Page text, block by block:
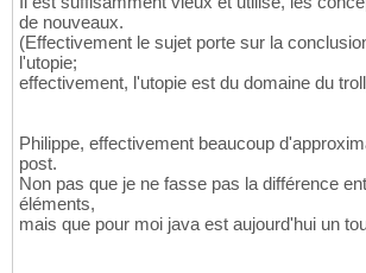
de nouveaux.
(Effectivement le sujet porte sur la
l'utopie;
effectivement, l'utopie est du domaine du
Philippe, effectivement beaucoup
post.
Non pas que je ne fasse pas la différence
éléments,
mais que pour moi java est aujourd'hui un